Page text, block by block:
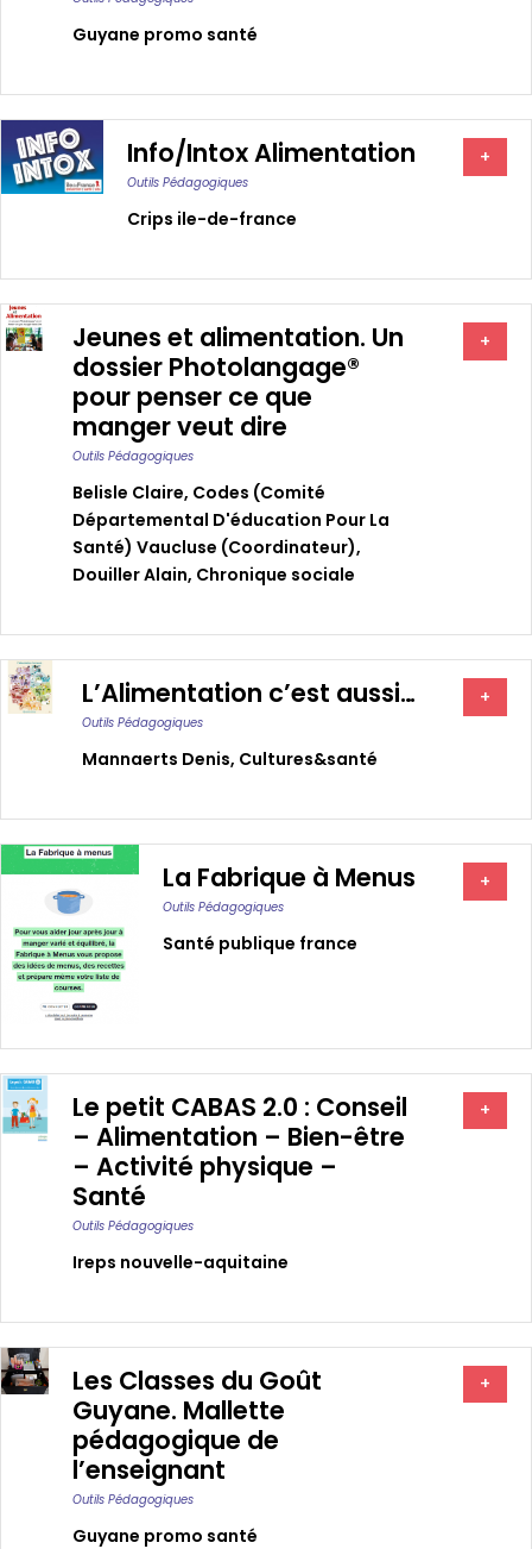
Guyane promo santé
Info/Intox Alimentation
Outils Pédagogiques
Crips ile-de-france
+
Jeunes et alimentation. Un
dossier Photolangage®
pour penser ce que
manger veut dire
Outils Pédagogiques
Belisle Claire, Codes (comité
Départemental D'éducation Pour La
Santé) Vaucluse (coordinateur),
Douiller Alain, Chronique sociale
+
L’Alimentation c’est aussi…
Outils Pédagogiques
Mannaerts Denis, Cultures&santé
+
La Fabrique à Menus
Outils Pédagogiques
Santé publique france
+
Le petit CABAS 2.0 : Conseil
– Alimentation – Bien-être
– Activité physique –
Santé
Outils Pédagogiques
Ireps nouvelle-aquitaine
+
Les Classes du Goût
Guyane. Mallette
pédagogique de
l’enseignant
Outils Pédagogiques
Guyane promo santé
+